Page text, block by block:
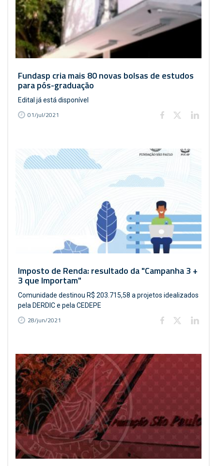
Fundasp cria mais 80 novas bolsas de estudos
para pós-graduação
Edital já está disponível
01/jul/2021
Imposto de Renda: resultado da "Campanha 3 +
3 que Importam"
Comunidade destinou R$ 203.715,58 a projetos idealizados
pela DERDIC e pela CEDEPE
28/jun/2021